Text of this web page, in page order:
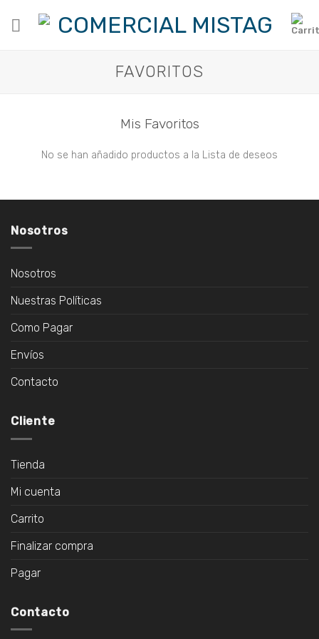
FAVORITOS
Mis Favoritos
No se han añadido productos a la Lista de deseos
Nosotros
Nosotros
Nuestras Políticas
Como Pagar
Envíos
Contacto
Cliente
Tienda
Mi cuenta
Carrito
Finalizar compra
Pagar
Contacto